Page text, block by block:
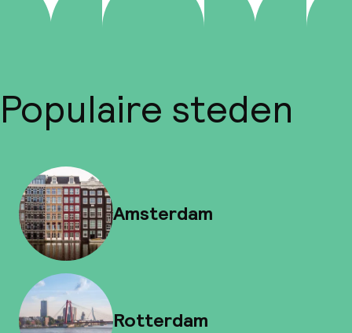
Populaire steden
Amsterdam
Rotterdam